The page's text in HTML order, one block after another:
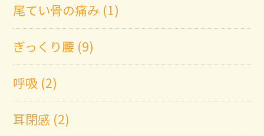
尾てい骨の痛み (1)
ぎっくり腰 (9)
呼吸 (2)
耳閉感 (2)